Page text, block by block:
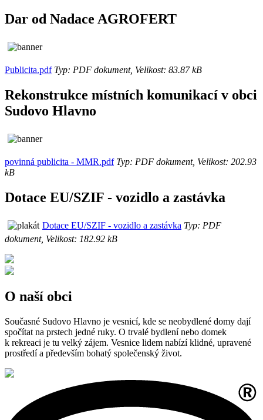
Dar od Nadace AGROFERT
Publicita.pdfTyp: PDF dokument, Velikost: 83.87 kB
Rekonstrukce místních komunikací v obci
Sudovo Hlavno
povinná publicita - MMR.pdfTyp: PDF dokument, Velikost: 202.93
kB
Dotace EU/SZIF - vozidlo a zastávka
Dotace EU/SZIF - vozidlo a zastávka Typ: PDF
dokument, Velikost: 182.92 kB
O naší obci
Současné Sudovo Hlavno je vesnicí, kde se neobydlené domy dají
spočítat na prstech jedné ruky. O trvalé bydlení nebo domek
k rekreaci je tu velký zájem. Vesnice lidem nabízí klidné, upravené
prostředí a především bohatý společenský život.